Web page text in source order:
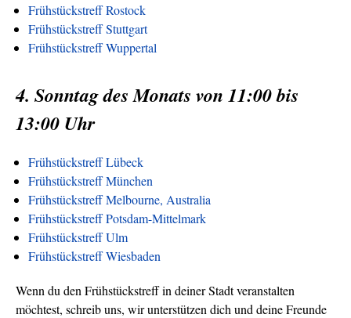
Frühstückstreff Rostock
Frühstückstreff Stuttgart
Frühstückstreff Wuppertal
4. Sonntag des Monats von 11:00 bis
13:00 Uhr
Frühstückstreff Lübeck
Frühstückstreff München
Frühstückstreff Melbourne, Australia
Frühstückstreff Potsdam-Mittelmark
Frühstückstreff Ulm
Frühstückstreff Wiesbaden
Wenn du den Frühstückstreff in deiner Stadt veranstalten
möchtest, schreib uns, wir unterstützen dich und deine Freunde